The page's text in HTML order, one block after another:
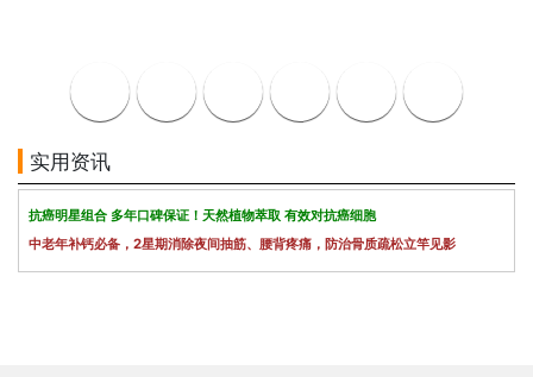
实用资讯
抗癌明星组合 多年口碑保证！天然植物萃取 有效对抗癌细胞
中老年补钙必备，2星期消除夜间抽筋、腰背疼痛，防治骨质疏松立竿见影